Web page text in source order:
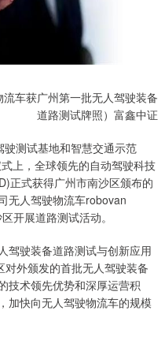
流车获广州第一批无人驾驶装备
道路测试牌照）富鑫中证
测试基地和智慧交通示范
上，全球领先的自动驾驶科技
正式获得广州市南沙区颁布的
无人驾驶物流车robovan
开展道路测试活动。
驾驶装备道路测试与创新应用
外颁发的首批无人驾驶装备
技术领先优势和深厚运营积
加快向无人驾驶物流车的规模